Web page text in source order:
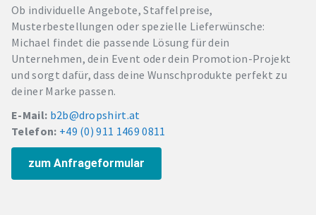
Ob individuelle Angebote, Staffelpreise,
Musterbestellungen oder spezielle Lieferwünsche:
Michael findet die passende Lösung für dein
Unternehmen, dein Event oder dein Promotion-Projekt
und sorgt dafür, dass deine Wunschprodukte perfekt zu
deiner Marke passen.
E-Mail: b2b@dropshirt.at
Telefon: +49 (0) 911 1469 0811
zum Anfrageformular